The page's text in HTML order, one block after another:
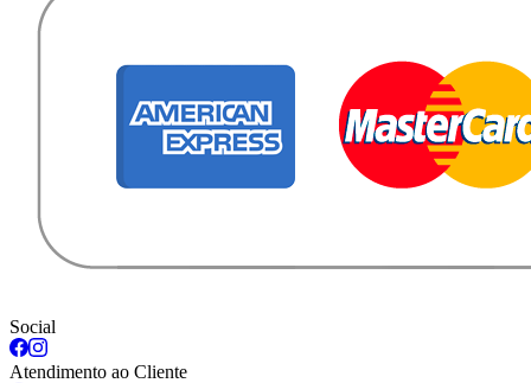
Social
Atendimento ao Cliente